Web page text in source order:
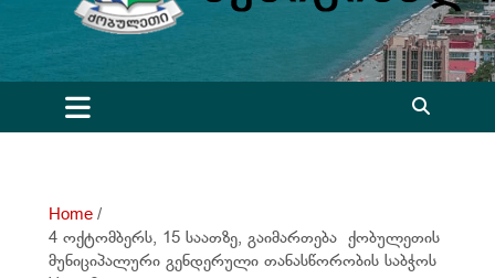
e
Home
4 ოქტომბერს, 15 საათზე, გაიმართება ქობულეთის
მუნიციპალური გენდერული თანასწორობის საბჭოს